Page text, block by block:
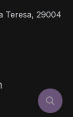
Teresa, 29004